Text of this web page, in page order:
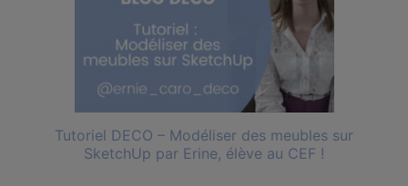
Tutoriel DECO – Modéliser des meubles sur
SketchUp par Erine, élève au CEF !